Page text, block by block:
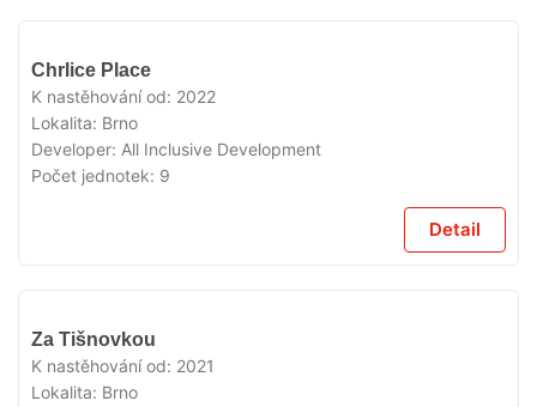
Chrlice Place
K nastěhování od: 2022
Lokalita: Brno
Developer: All Inclusive Development
Počet jednotek: 9
Detail
Za Tišnovkou
K nastěhování od: 2021
Lokalita: Brno